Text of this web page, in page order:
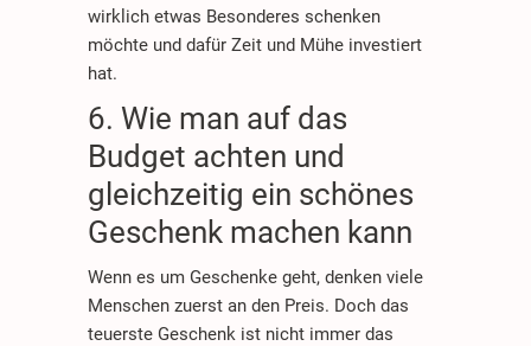
wirklich etwas Besonderes schenken
möchte und dafür Zeit und Mühe investiert
hat.
6. Wie man auf das
Budget achten und
gleichzeitig ein schönes
Geschenk machen kann
Wenn es um Geschenke geht, denken viele
Menschen zuerst an den Preis. Doch das
teuerste Geschenk ist nicht immer das